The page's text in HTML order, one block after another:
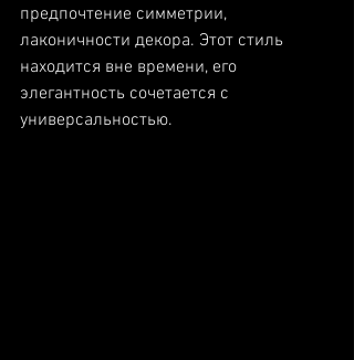
предпочтение симметрии,
лаконичности декора. Этот стиль
находится вне времени, его
элегантность сочетается с
универсальностью.